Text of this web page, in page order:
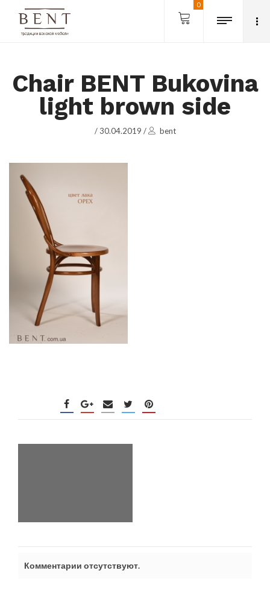
0
Chair BENT Bukovina
light brown side
/ 30.04.2019 / bent
Комментарии отсутствуют.